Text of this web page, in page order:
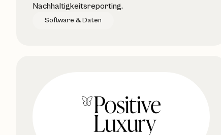
Nachhaltigkeitsreporting.
Software & Daten